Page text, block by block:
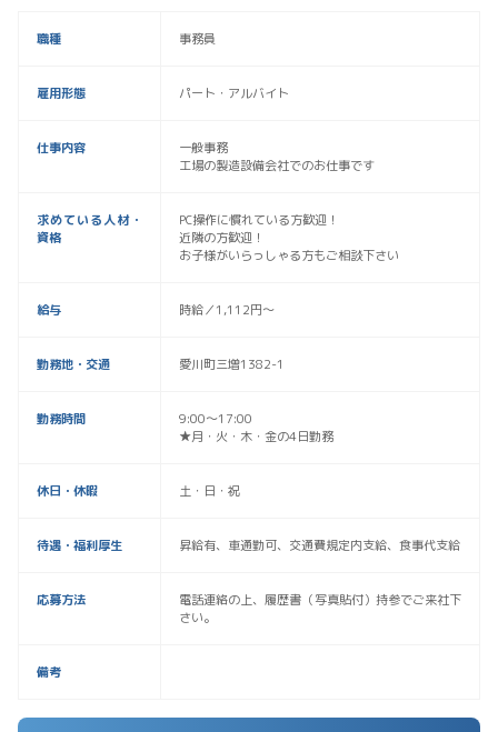
職種 事務員
雇用形態 パート・アルバイト
仕事内容
一般事務
工場の製造設備会社でのお仕事です
求めている人材・
資格
PC操作に慣れている方歓迎！
近隣の方歓迎！
お子様がいらっしゃる方もご相談下さい
給与 時給／1,112円～
勤務地・交通 愛川町三増1382-1
勤務時間
9:00～17:00
★月・火・木・金の4日勤務
休日・休暇 土・日・祝
待遇・福利厚生 昇給有、車通勤可、交通費規定内支給、食事代支給
応募方法
電話連絡の上、履歴書（写真貼付）持参でご来社下
さい。
備考